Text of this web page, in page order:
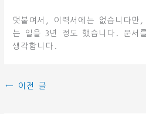
덧붙여서, 이력서에는 없습니다만,
는 일을 3년 정도 했습니다. 문서
생각합니다.
← 이전 글